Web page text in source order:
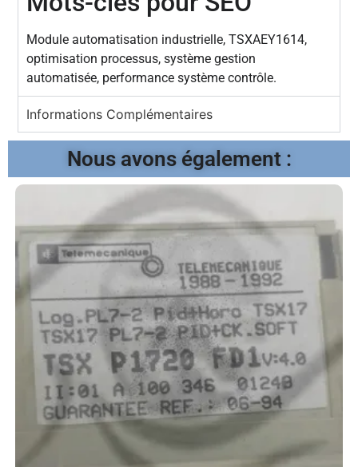
Module automatisation industrielle, TSXAEY1614,
optimisation processus, système gestion
automatisée, performance système contrôle.
Informations Complémentaires
Nous avons également :